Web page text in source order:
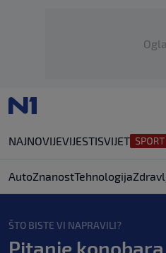
NAJNOVIJEVIJESTISVIJET
AutoZnanostTehnologija
ŠTO BISTE VI NAPRAVILI?
Pitanje